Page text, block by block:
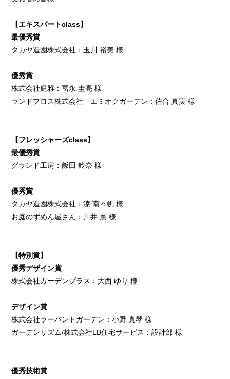
【エキスパートclass】
最優秀賞
タカヤ造園株式会社：玉川 裕美 様
優秀賞
株式会社庭雅：冨永 圭亮 様
ランドプロス株式会社 エミオクガーデン：佐合 真実 様
【フレッシャーズclass】
最優秀賞
グランド工房：飯田 鈴奈 様
優秀賞
タカヤ造園株式会社：漆 南々帆 様
お庭のずめん屋さん：川井 薫 様
【特別賞】
優秀デザイン賞
株式会社ガーデンプラス：大西 ゆり 様
デザイン賞
株式会社ラーバントガーデン：小野 真琴 様
ガーデンリズム/株式会社LB住宅サービス：設計部 様
優秀技術賞